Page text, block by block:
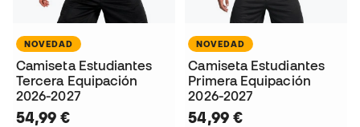
NOVEDAD
Camiseta Estudiantes
Tercera Equipación
2026-2027
54,99 €
NOVEDAD
Camiseta Estudiantes
Primera Equipación
2026-2027
54,99 €